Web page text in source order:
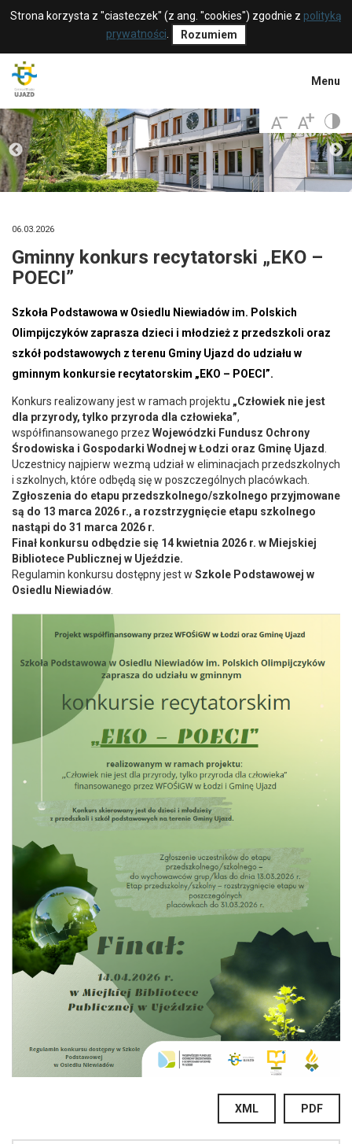
Strona korzysta z "ciasteczek" (z ang. "cookies") zgodnie z polityką
prywatności
Rozumiem
Menu
06.03.2026
Gminny konkurs recytatorski „EKO –
POECI”
Szkoła Podstawowa w Osiedlu Niewiadów im. Polskich
Olimpijczyków zaprasza dzieci i młodzież z przedszkoli oraz
szkół podstawowych z terenu Gminy Ujazd do udziału w
gminnym konkursie recytatorskim „EKO – POECI”.
Konkurs realizowany jest w ramach projektu „Człowiek nie jest
dla przyrody, tylko przyroda dla człowieka”,
współfinansowanego przez Wojewódzki Fundusz Ochrony
Środowiska i Gospodarki Wodnej w Łodzi oraz Gminę Ujazd.
Uczestnicy najpierw wezmą udział w eliminacjach przedszkolnych
i szkolnych, które odbędą się w poszczególnych placówkach.
Zgłoszenia do etapu przedszkolnego/szkolnego przyjmowane
są do 13 marca 2026 r., a rozstrzygnięcie etapu szkolnego
nastąpi do 31 marca 2026 r.
Finał konkursu odbędzie się 14 kwietnia 2026 r. w Miejskiej
Bibliotece Publicznej w Ujeździe.
Regulamin konkursu dostępny jest w Szkole Podstawowej w
Osiedlu Niewiadów.
PDF
XML